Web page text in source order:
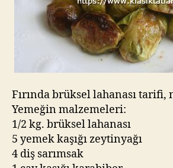
Fırında brüksel lahanası tarifi,
Yemeğin malzemeleri:
1/2 kg. brüksel lahanası
5 yemek kaşığı zeytinyağı
4 diş sarımsak